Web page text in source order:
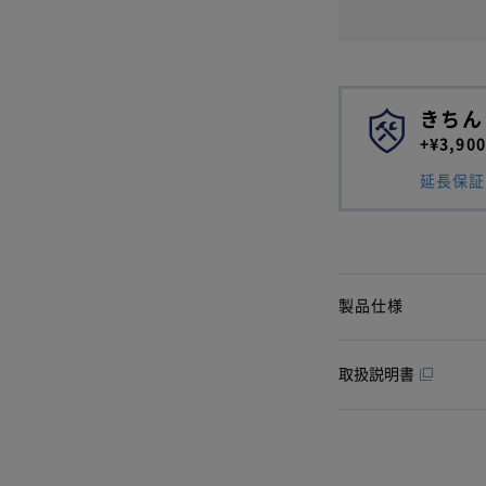
きち
+¥3,900
延長保
製品仕様
取扱説明書